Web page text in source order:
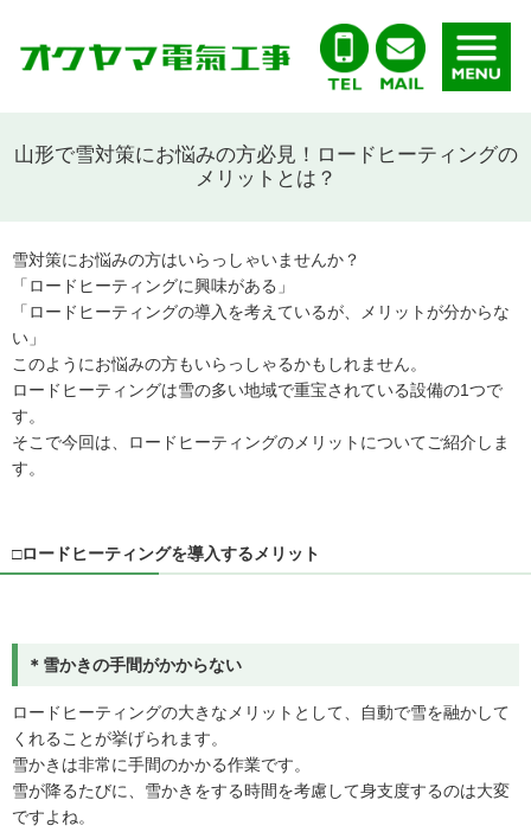
山形で雪対策にお悩みの方必見！ロードヒーティングの
メリットとは？
雪対策にお悩みの方はいらっしゃいませんか？
「ロードヒーティングに興味がある」
「ロードヒーティングの導入を考えているが、メリットが分からな
い」
このようにお悩みの方もいらっしゃるかもしれません。
ロードヒーティングは雪の多い地域で重宝されている設備の1つで
す。
そこで今回は、ロードヒーティングのメリットについてご紹介しま
す。
□ロードヒーティングを導入するメリット
＊雪かきの手間がかからない
ロードヒーティングの大きなメリットとして、自動で雪を融かして
くれることが挙げられます。
雪かきは非常に手間のかかる作業です。
雪が降るたびに、雪かきをする時間を考慮して身支度するのは大変
ですよね。